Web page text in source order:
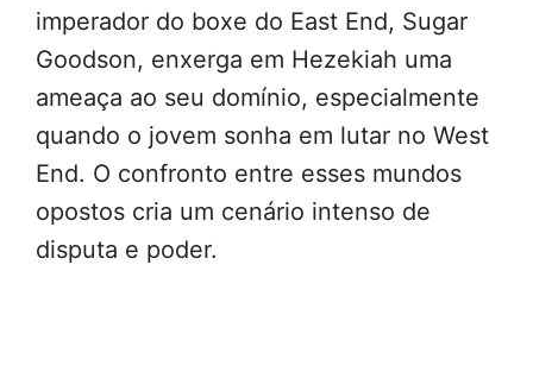
imperador do boxe do East End, Sugar
Goodson, enxerga em Hezekiah uma
ameaça ao seu domínio, especialmente
quando o jovem sonha em lutar no West
End. O confronto entre esses mundos
opostos cria um cenário intenso de
disputa e poder.